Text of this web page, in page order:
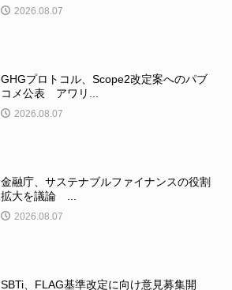
2026.08.07
GHGプロトコル、Scope2改定案へのパブ
コメ公表 アワリ...
2026.08.07
金融庁、サステナブルファイナンスの役割
拡大を議論 ...
2026.08.07
SBTi、FLAG基準改定に向け意見募集開